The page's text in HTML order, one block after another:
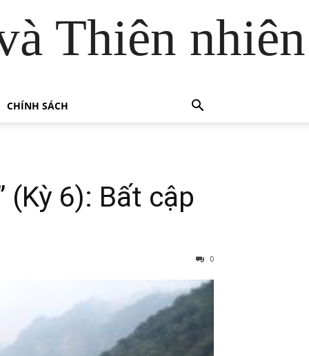
Thiên nhiên
CHÍNH SÁCH
6): Bất cập
0